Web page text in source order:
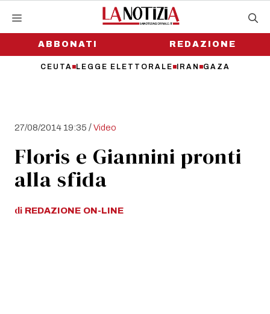
contenutoABBONATI
CEUTA LEGGE ELETTORALE IRAN GAZA
REDAZIONE
27/08/2014 19:35 /Video
Floris e Giannini pronti
alla sfida
di REDAZIONE ON-LINE